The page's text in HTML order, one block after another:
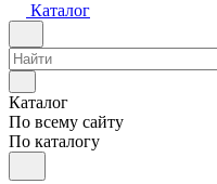
Каталог
Каталог
По всему сайту
По каталогу